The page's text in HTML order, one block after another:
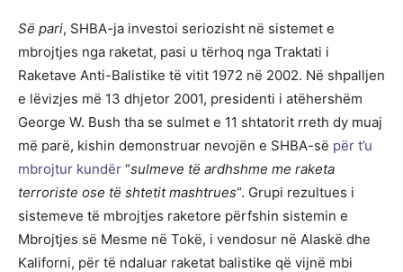
Së pari, SHBA-ja investoi seriozisht në sistemet e
mbrojtjes nga raketat, pasi u tërhoq nga Traktati i
Raketave Anti-Balistike të vitit 1972 në 2002. Në shpalljen
e lëvizjes më 13 dhjetor 2001, presidenti i atëhershëm
George W. Bush tha se sulmet e 11 shtatorit rreth dy muaj
më parë, kishin demonstruar nevojën e SHBA-së për t’u
mbrojtur kundër “sulmeve të ardhshme me raketa
terroriste ose të shtetit mashtrues“. Grupi rezultues i
sistemeve të mbrojtjes raketore përfshin sistemin e
Mbrojtjes së Mesme në Tokë, i vendosur në Alaskë dhe
Kaliforni, për të ndaluar raketat balistike që vijnë mbi